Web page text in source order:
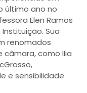
último ano no
Elen Ramos
Sua
renomados
câmara, como IIia
e sensibilidade